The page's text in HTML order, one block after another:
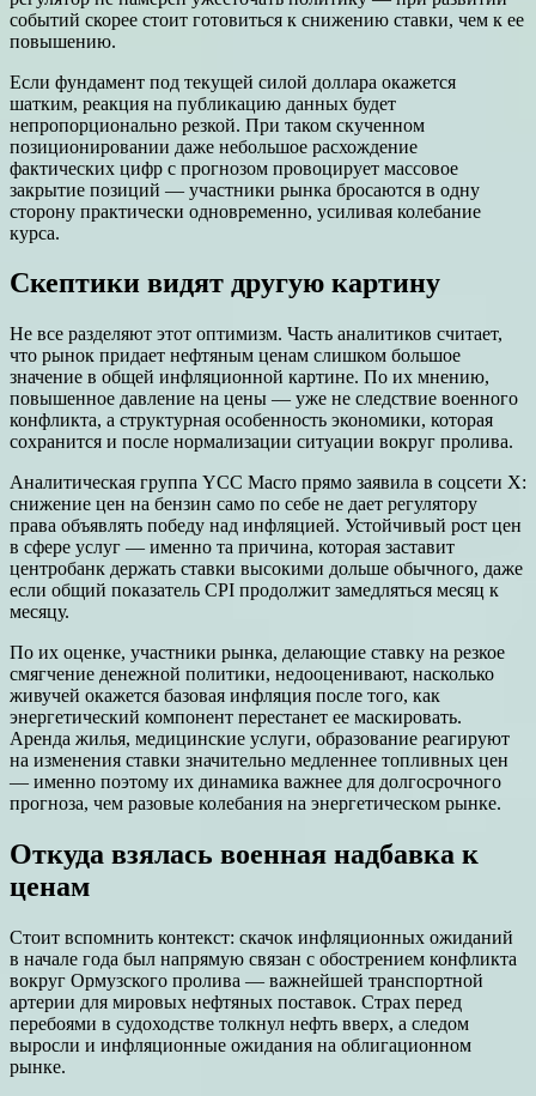
событий скорее стоит готовиться к снижению ставки, чем к ее
повышению.
Если фундамент под текущей силой доллара окажется
шатким, реакция на публикацию данных будет
непропорционально резкой. При таком скученном
позиционировании даже небольшое расхождение
фактических цифр с прогнозом провоцирует массовое
закрытие позиций — участники рынка бросаются в одну
сторону практически одновременно, усиливая колебание
курса.
Скептики видят другую картину
Не все разделяют этот оптимизм. Часть аналитиков считает,
что рынок придает нефтяным ценам слишком большое
значение в общей инфляционной картине. По их мнению,
повышенное давление на цены — уже не следствие военного
конфликта, а структурная особенность экономики, которая
сохранится и после нормализации ситуации вокруг пролива.
Аналитическая группа YCC Macro прямо заявила в соцсети X:
снижение цен на бензин само по себе не дает регулятору
права объявлять победу над инфляцией. Устойчивый рост цен
в сфере услуг — именно та причина, которая заставит
центробанк держать ставки высокими дольше обычного, даже
если общий показатель CPI продолжит замедляться месяц к
месяцу.
По их оценке, участники рынка, делающие ставку на резкое
смягчение денежной политики, недооценивают, насколько
живучей окажется базовая инфляция после того, как
энергетический компонент перестанет ее маскировать.
Аренда жилья, медицинские услуги, образование реагируют
на изменения ставки значительно медленнее топливных цен
— именно поэтому их динамика важнее для долгосрочного
прогноза, чем разовые колебания на энергетическом рынке.
Откуда взялась военная надбавка к
ценам
Стоит вспомнить контекст: скачок инфляционных ожиданий
в начале года был напрямую связан с обострением конфликта
вокруг Ормузского пролива — важнейшей транспортной
артерии для мировых нефтяных поставок. Страх перед
перебоями в судоходстве толкнул нефть вверх, а следом
выросли и инфляционные ожидания на облигационном
рынке.